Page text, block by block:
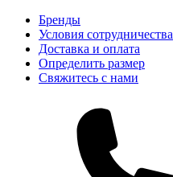
Бренды
Условия сотрудничества
Доставка и оплата
Определить размер
Свяжитесь с нами